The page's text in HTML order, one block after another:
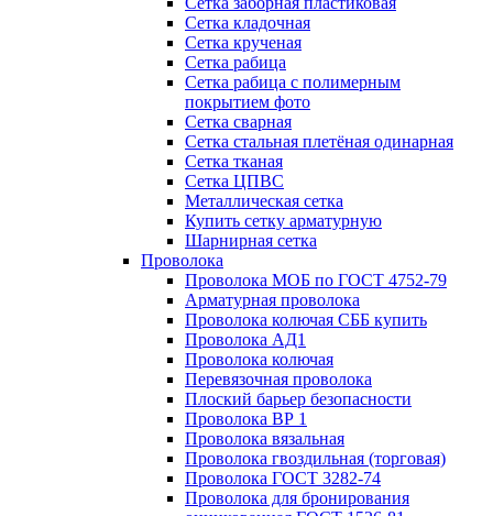
Сетка кладочная
Сетка крученая
Сетка рабица
Сетка рабица с полимерным
покрытием фото
Сетка сварная
Сетка стальная плетёная одинарная
Сетка тканая
Сетка ЦПВС
Металлическая сетка
Купить сетку арматурную
Шарнирная сетка
Проволока
Проволока МОБ по ГОСТ 4752-79
Арматурная проволока
Проволока колючая СББ купить
Проволока АД1
Проволока колючая
Перевязочная проволока
Плоский барьер безопасности
Проволока ВР 1
Проволока вязальная
Проволока гвоздильная (торговая)
Проволока ГОСТ 3282-74
Проволока для бронирования